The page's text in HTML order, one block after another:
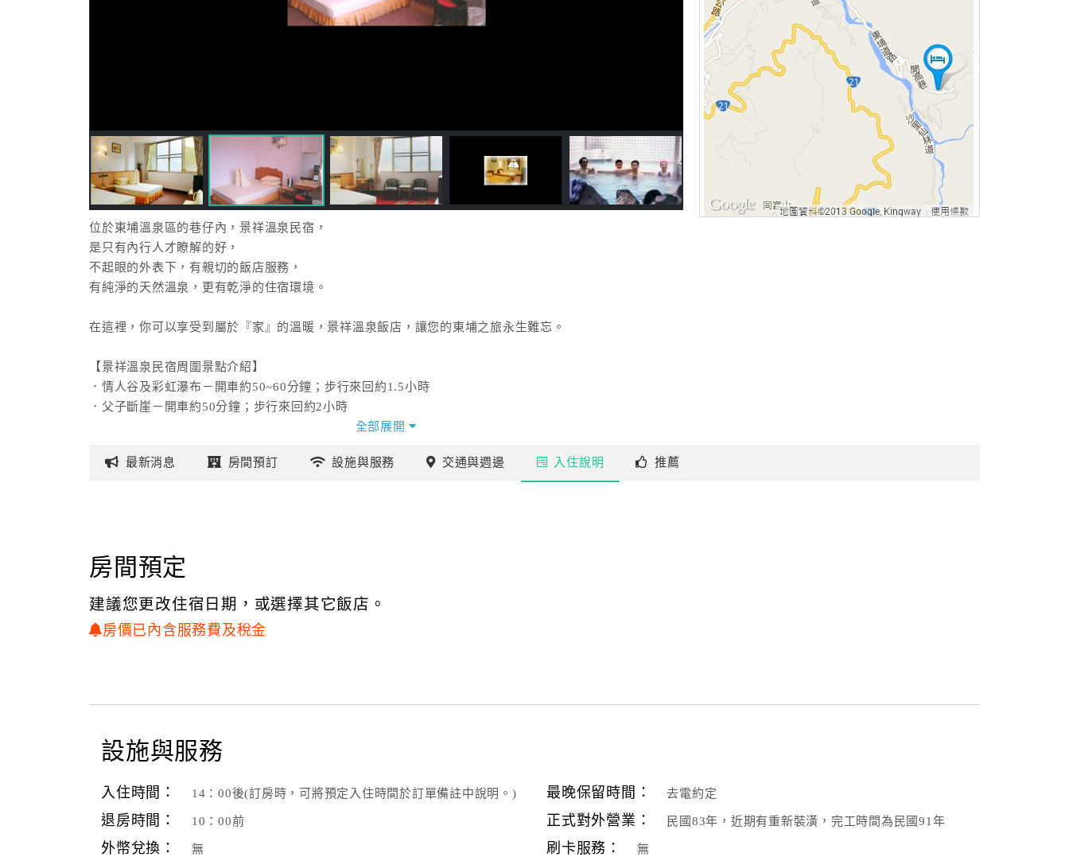
位於東埔溫泉區的巷仔內，景祥溫泉民宿，
是只有內行人才瞭解的好，
不起眼的外表下，有親切的飯店服務，
有純淨的天然溫泉，更有乾淨的住宿環境。
在這裡，你可以享受到屬於『家』的溫暖，景祥溫泉飯店，讓您的東埔之旅永生難忘。
【景祥溫泉民宿周圍景點介紹】
．情人谷及彩虹瀑布－開車約50~60分鐘；步行來回約1.5小時
．父子斷崖－開車約50分鐘；步行來回約2小時
全部展開
最新消息 房間預訂 設施與服務 交通與週邊 入住說明 推薦
房間預定
建議您更改住宿日期，或選擇其它飯店。
房價已內含服務費及稅金
設施與服務
入住時間： 14：00後(訂房時，可將預定入住時間於訂單備註中說明。) 最晚保留時間： 去電約定
退房時間： 10：00前 正式對外營業： 民國83年，近期有重新裝潢，完工時間為民國91年
外幣兌換： 無 刷卡服務： 無